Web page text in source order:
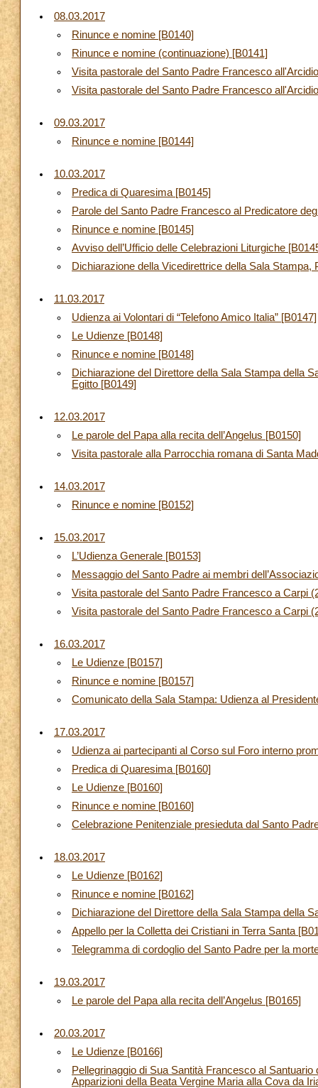
08.03.2017
Rinunce e nomine [B0140]
Rinunce e nomine (continuazione) [B0141]
Visita pastorale del Santo Padre Francesco
Visita pastorale del Santo Padre Francesco
09.03.2017
Rinunce e nomine [B0144]
10.03.2017
Predica di Quaresima [B0145]
Parole del Santo Padre Francesco al Predicatore
Rinunce e nomine [B0145]
Avviso dell’Ufficio delle Celebrazioni Liturgiche
Dichiarazione della Vicedirettrice della Sala
11.03.2017
Udienza ai Volontari di “Telefono Amico Italia” [B0147]
Le Udienze [B0148]
Rinunce e nomine [B0148]
Dichiarazione del Direttore della Sala Stampa della
Egitto [B0149]
12.03.2017
Le parole del Papa alla recita dell’Angelus [B0150]
Visita pastorale alla Parrocchia romana di Santa
14.03.2017
Rinunce e nomine [B0152]
15.03.2017
L’Udienza Generale [B0153]
Messaggio del Santo Padre ai membri
Visita pastorale del Santo Padre Francesco a Carpi
Visita pastorale del Santo Padre Francesco a Carpi
16.03.2017
Le Udienze [B0157]
Rinunce e nomine [B0157]
Comunicato della Sala Stampa: Udienza al
17.03.2017
Udienza ai partecipanti al Corso sul Foro interno
Predica di Quaresima [B0160]
Le Udienze [B0160]
Rinunce e nomine [B0160]
Celebrazione Penitenziale presieduta dal Santo
18.03.2017
Le Udienze [B0162]
Rinunce e nomine [B0162]
Dichiarazione del Direttore della Sala Stampa della
Appello per la Colletta dei Cristiani in Terra Santa
Telegramma di cordoglio del Santo Padre per la
19.03.2017
Le parole del Papa alla recita dell’Angelus [B0165]
20.03.2017
Le Udienze [B0166]
Pellegrinaggio di Sua Santità Francesco al
Apparizioni della Beata Vergine Maria alla Cova da